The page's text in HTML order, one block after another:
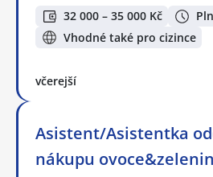
32 000 – 35 000 Kč
Vhodné také pro cizince
včerejší
Asistent/Asistentka
nákupu